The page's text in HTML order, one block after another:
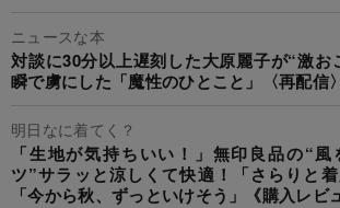
ニュースな本
対談に30分以上遅刻した大原麗子が“激お
瞬で虜にした「魔性のひとこと」〈再配信〉
明日なに着てく？
「生地が気持ちいい！」無印良品の“
ツ”サラッと涼しくて快適！「さらりと着
「今から秋、ずっといけそう」《購入レビ